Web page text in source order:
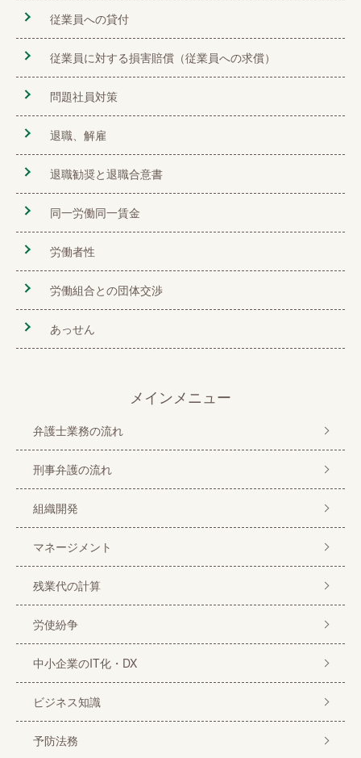
従業員への貸付
従業員に対する損害賠償（従業員への求償）
問題社員対策
退職、解雇
退職勧奨と退職合意書
同一労働同一賃金
労働者性
労働組合との団体交渉
あっせん
メインメニュー
弁護士業務の流れ
刑事弁護の流れ
組織開発
マネージメント
残業代の計算
労使紛争
中小企業のIT化・DX
ビジネス知識
予防法務